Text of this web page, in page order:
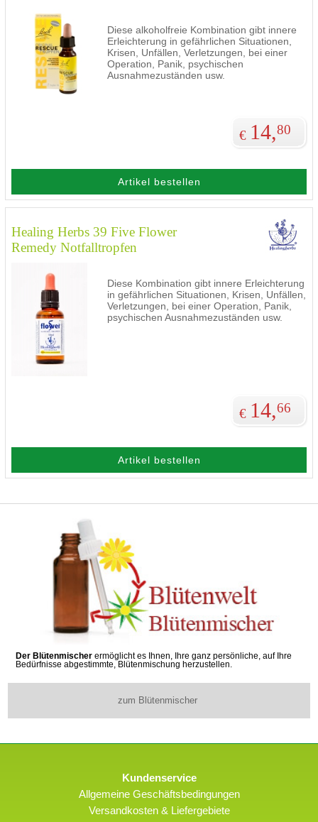
Diese alkoholfreie Kombination gibt innere
Erleichterung in gefährlichen Situationen,
Krisen, Unfällen, Verletzungen, bei einer
Operation, Panik, psychischen
Ausnahmezuständen usw.
€ 14,80
Artikel bestellen
Healing Herbs 39 Five Flower
Remedy Notfalltropfen
Diese Kombination gibt innere Erleichterung
in gefährlichen Situationen, Krisen, Unfällen,
Verletzungen, bei einer Operation, Panik,
psychischen Ausnahmezuständen usw.
€ 14,66
Artikel bestellen
Der Blütenmischer ermöglicht es Ihnen, Ihre ganz persönliche, auf Ihre
Bedürfnisse abgestimmte, Blütenmischung herzustellen.
zum Blütenmischer
Kundenservice
Allgemeine Geschäftsbedingungen
Versandkosten & Liefergebiete